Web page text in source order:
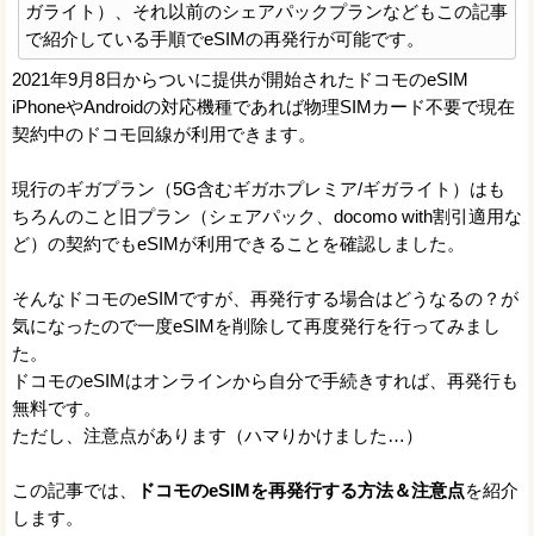
ガライト）、それ以前のシェアパックプランなどもこの記事
で紹介している手順でeSIMの再発行が可能です。
2021年9月8日からついに提供が開始されたドコモのeSIM
iPhoneやAndroidの対応機種であれば物理SIMカード不要で現在
契約中のドコモ回線が利用できます。
現行のギガプラン（5G含むギガホプレミア/ギガライト）はも
ちろんのこと旧プラン（シェアパック、docomo with割引適用な
ど）の契約でもeSIMが利用できることを確認しました。
そんなドコモのeSIMですが、再発行する場合はどうなるの？が
気になったので一度eSIMを削除して再度発行を行ってみまし
た。
ドコモのeSIMはオンラインから自分で手続きすれば、再発行も
無料です。
ただし、注意点があります（ハマりかけました…）
この記事では、 ドコモのeSIMを再発行する方法＆注意点を紹介
します。